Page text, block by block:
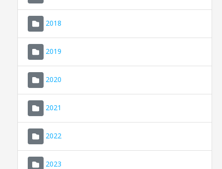
2018
2019
2020
2021
2022
2023